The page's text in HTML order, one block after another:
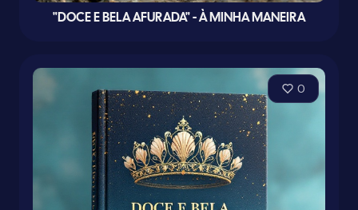
"DOCE E BELA AFURADA" - À MINHA MANEIRA
0